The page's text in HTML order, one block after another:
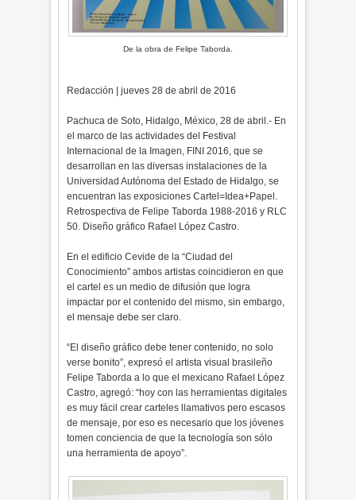
De la obra de Felipe Taborda.
Redacción | jueves 28 de abril de 2016
Pachuca de Soto, Hidalgo, México, 28 de abril.- En
el marco de las actividades del Festival
Internacional de la Imagen, FINI 2016, que se
desarrollan en las diversas instalaciones de la
Universidad Autónoma del Estado de Hidalgo, se
encuentran las exposiciones Cartel=Idea+Papel.
Retrospectiva de Felipe Taborda 1988-2016 y RLC
50. Diseño gráfico Rafael López Castro.
En el edificio Cevide de la “Ciudad del
Conocimiento” ambos artistas coincidieron en que
el cartel es un medio de difusión que logra
impactar por el contenido del mismo, sin embargo,
el mensaje debe ser claro.
“El diseño gráfico debe tener contenido, no solo
verse bonito”, expresó el artista visual brasileño
Felipe Taborda a lo que el mexicano Rafael López
Castro, agregó: “hoy con las herramientas digitales
es muy fácil crear carteles llamativos pero escasos
de mensaje, por eso es necesario que los jóvenes
tomen conciencia de que la tecnología son sólo
una herramienta de apoyo”.